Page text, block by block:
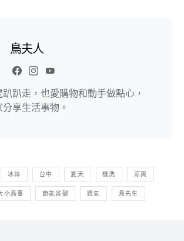
鳥夫人
趴走，也愛購物和動手做點心，
享生活事物。
冰絲 台中 夏天 機洗 涼爽
小鳥事 節能省碳 透氣 鳥先生